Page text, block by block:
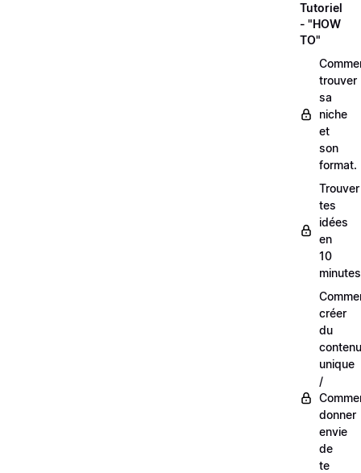
Tutoriel
- "HOW
TO"
trouver
sa
niche
et
son
format.
Trouver
tes
idées
en
10
créer
du
contenu
unique
/
donner
envie
de
te